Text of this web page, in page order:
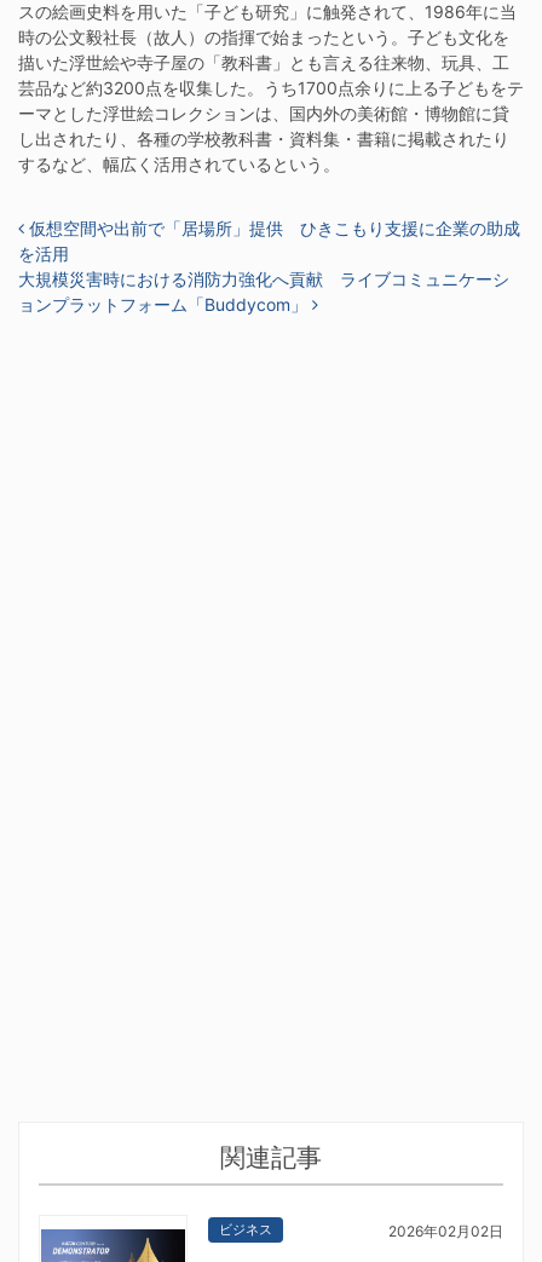
スの絵画史料を用いた「子ども研究」に触発されて、1986年に当
時の公文毅社長（故人）の指揮で始まったという。子ども文化を
描いた浮世絵や寺子屋の「教科書」とも言える往来物、玩具、工
芸品など約3200点を収集した。うち1700点余りに上る子どもをテ
ーマとした浮世絵コレクションは、国内外の美術館・博物館に貸
し出されたり、各種の学校教科書・資料集・書籍に掲載されたり
するなど、幅広く活用されているという。
投稿ナビゲーション
仮想空間や出前で「居場所」提供 ひきこもり支援に企業の助成
を活用
大規模災害時における消防力強化へ貢献 ライブコミュニケーシ
ョンプラットフォーム「Buddycom」
関連記事
ビジネス 2026年02月02日